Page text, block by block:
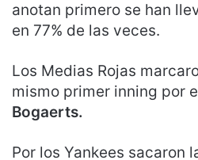
anotan primero se han
en 77% de las veces.
Los Medias Rojas
mismo primer inning por
Bogaerts.
Por los Yankees sacaron